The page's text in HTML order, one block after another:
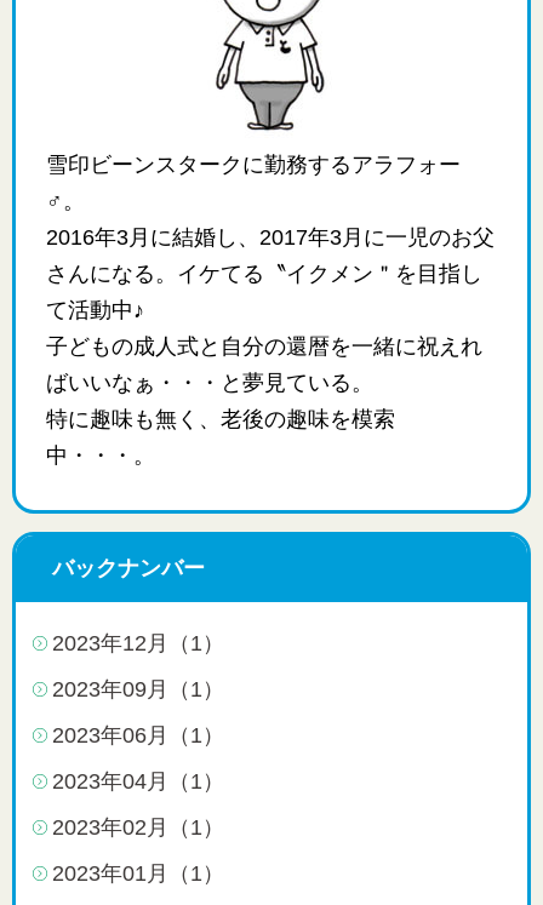
雪印ビーンスタークに勤務するアラフォー
♂。
2016年3月に結婚し、2017年3月に一児のお父
さんになる。イケてる〝イクメン＂を目指し
て活動中♪
子どもの成人式と自分の還暦を一緒に祝えれ
ばいいなぁ・・・と夢見ている。
特に趣味も無く、老後の趣味を模索
中・・・。
バックナンバー
2023年12月（1）
2023年09月（1）
2023年06月（1）
2023年04月（1）
2023年02月（1）
2023年01月（1）